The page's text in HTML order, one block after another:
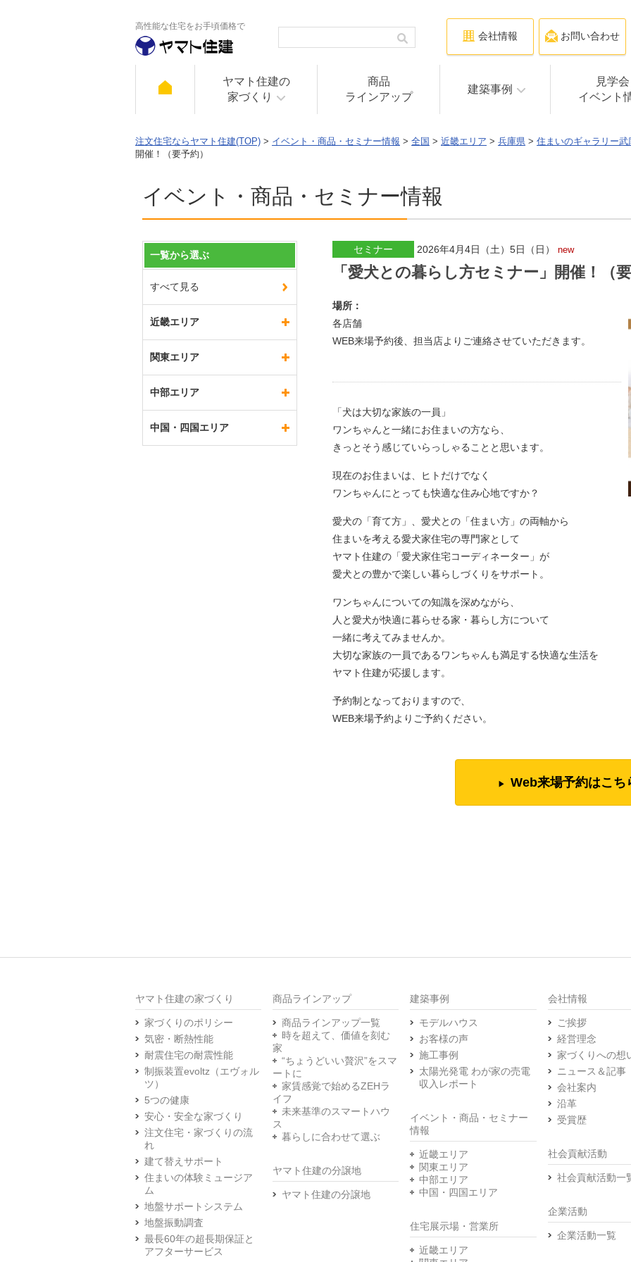
高性能な住宅をお手頃価格で
会社情報 お問い合わせ
ヤマト住建の
家づくり
商品
ラインアップ
建築事例
見学
イベント
注文住宅ならヤマト住建(TOP) > イベント・商品・セミナー情報 > 全国 > 近畿エリア > 兵庫県 > 住まいのギャラリー武
開催！（要予約）
イベント・商品・セミナー情報
一覧から選ぶ
すべて見る
近畿エリア
関東エリア
中部エリア
中国・四国エリア
セミナー 2026年4月4日（土）5日（日） new
「愛犬との暮らし方セミナー」開催！（
場所：
各店舗
WEB来場予約後、担当店よりご連絡させていただきます。
「犬は大切な家族の一員」
ワンちゃんと一緒にお住まいの方なら、
きっとそう感じていらっしゃることと思います。
現在のお住まいは、ヒトだけでなく
ワンちゃんにとっても快適な住み心地ですか？
愛犬の「育て方」、愛犬との「住まい方」の両軸から
住まいを考える愛犬家住宅の専門家として
ヤマト住建の「愛犬家住宅コーディネーター」が
愛犬との豊かで楽しい暮らしづくりをサポート。
ワンちゃんについての知識を深めながら、
人と愛犬が快適に暮らせる家・暮らし方について
一緒に考えてみませんか。
大切な家族の一員であるワンちゃんも満足する快適な生活を
ヤマト住建が応援します。
予約制となっておりますので、
WEB来場予約よりご予約ください。
Web来場予約はこち
ヤマト住建の家づくり
家づくりのポリシー
気密・断熱性能
耐震住宅の耐震性能
制振装置evoltz（エヴォル
ツ）
5つの健康
安心・安全な家づくり
注文住宅・家づくりの流
れ
建て替えサポート
住まいの体験ミュージア
ム
地盤サポートシステム
地盤振動調査
最長60年の超長期保証と
アフターサービス
商品ラインアップ
商品ラインアップ一覧
時を超えて、価値を刻む
家
“ちょうどいい贅沢”をスマ
ートに
家賃感覚で始めるZEHラ
イフ
未来基準のスマートハウ
ス
暮らしに合わせて選ぶ
ヤマト住建の分譲地
ヤマト住建の分譲地
建築事例
モデルハウス
お客様の声
施工事例
太陽光発電 わが家の売電
収入レポート
イベント・商品・セミナー
情報
近畿エリア
関東エリア
中部エリア
中国・四国エリア
住宅展示場・営業所
近畿エリア
会社情報
ご挨拶
経営理念
家づくりへの想
ニュース＆記事
会社案内
沿革
受賞歴
社会貢献活動
社会貢献活動一
企業活動
企業活動一覧